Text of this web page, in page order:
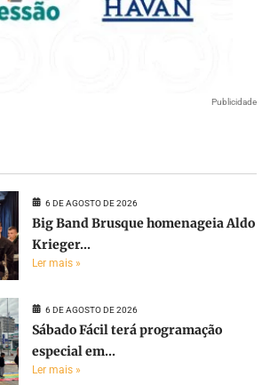
Publicidade
6 DE AGOSTO DE 2026
Big Band Brusque homenageia Aldo
Krieger...
Ler mais »
6 DE AGOSTO DE 2026
Sábado Fácil terá programação
especial em...
Ler mais »